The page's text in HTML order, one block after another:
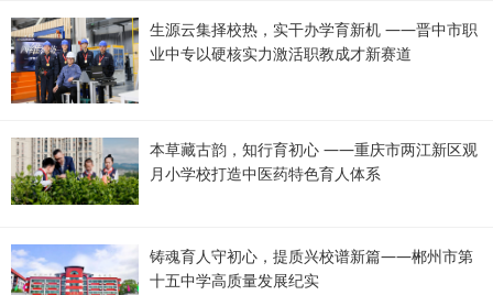
生源云集择校热，实干办学育新机 ——晋中市职
业中专以硬核实力激活职教成才新赛道
本草藏古韵，知行育初心 ——重庆市两江新区观
月小学校打造中医药特色育人体系
铸魂育人守初心，提质兴校谱新篇——郴州市第
十五中学高质量发展纪实